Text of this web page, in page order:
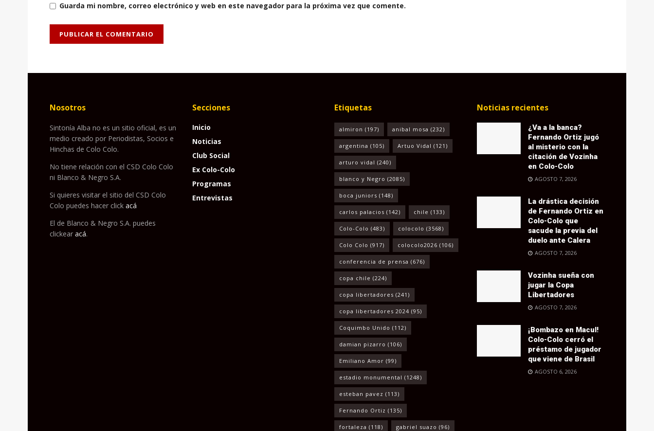
Guarda mi nombre, correo electrónico y web en este navegador para la próxima vez que comente.
Nosotros
Sintonía Alba no es un sitio oficial, es un
medio creado por Periodistas, Socios e
Hinchas de Colo Colo.
No tiene relación con el CSD Colo Colo
ni Blanco & Negro S.A.
Si quieres visitar el sitio del CSD Colo
Colo puedes hacer click acá
El de Blanco & Negro S.A. puedes
clickear acá.
Secciones
Inicio
Noticias
Club Social
Ex Colo-Colo
Programas
Entrevistas
Etiquetas
almiron (197) anibal mosa (232)
argentina (105) Artuo Vidal (121)
arturo vidal (240)
blanco y Negro (2085)
boca juniors (148)
carlos palacios (142) chile (133)
Colo-Colo (483) colocolo (3568)
Colo Colo (917) colocolo2026 (106)
conferencia de prensa (676)
copa chile (224)
copa libertadores (241)
copa libertadores 2024 (95)
Coquimbo Unido (112)
damian pizarro (106)
Emiliano Amor (99)
estadio monumental (1248)
esteban pavez (113)
Fernando Ortiz (135)
fortaleza (118) gabriel suazo (96)
Noticias recientes
¿Va a la banca?
Fernando Ortiz jugó
al misterio con la
citación de Vozinha
en Colo-Colo
AGOSTO 7, 2026
La drástica decisión
de Fernando Ortiz en
Colo-Colo que
sacude la previa del
duelo ante Calera
AGOSTO 7, 2026
Vozinha sueña con
jugar la Copa
Libertadores
AGOSTO 7, 2026
¡Bombazo en Macul!
Colo-Colo cerró el
préstamo de jugador
que viene de Brasil
AGOSTO 6, 2026